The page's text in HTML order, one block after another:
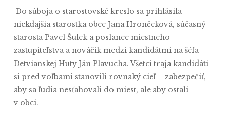
Do súboja o starostovské kreslo sa prihlásila
niekdajšia starostka obce Jana Hrončeková, súčasný
starosta Pavel Šulek a poslanec miestneho
zastupiteľstva a nováčik medzi kandidátmi na šéfa
Detvianskej Huty Ján Plavucha. Všetci traja kandidáti
si pred voľbami stanovili rovnaký cieľ – zabezpečiť,
aby sa ľudia nesťahovali do miest, ale aby ostali
v obci.